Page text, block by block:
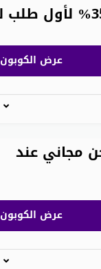
عرض الكوبون
مجاني عند
عرض الكوبون